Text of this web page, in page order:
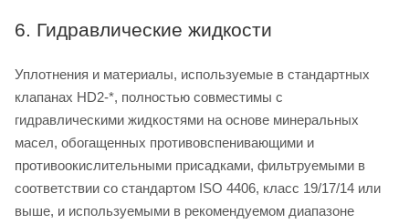
6. Гидравлические жидкости
Уплотнения и материалы, используемые в стандартных
клапанах HD2-*, полностью совместимы с
гидравлическими жидкостями на основе минеральных
масел, обогащенных противовспенивающими и
противоокислительными присадками, фильтруемыми в
соответствии со стандартом ISO 4406, класс 19/17/14 или
выше, и используемыми в рекомендуемом диапазоне